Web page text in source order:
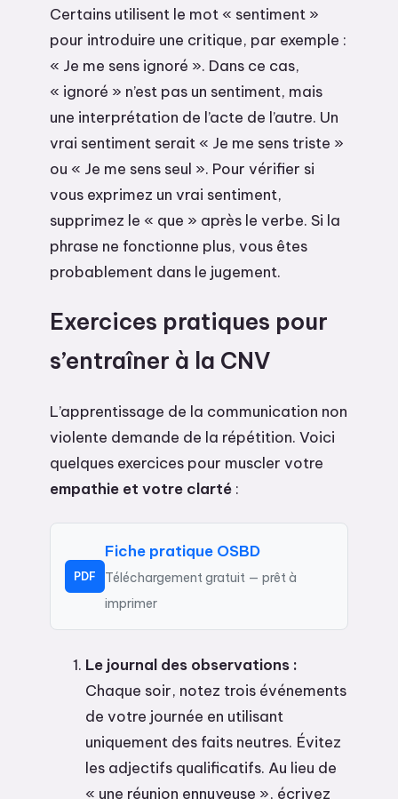
Certains utilisent le mot « sentiment »
pour introduire une critique, par exemple :
« Je me sens ignoré ». Dans ce cas,
« ignoré » n’est pas un sentiment, mais
une interprétation de l’acte de l’autre. Un
vrai sentiment serait « Je me sens triste »
ou « Je me sens seul ». Pour vérifier si
vous exprimez un vrai sentiment,
supprimez le « que » après le verbe. Si la
phrase ne fonctionne plus, vous êtes
probablement dans le jugement.
Exercices pratiques pour
s’entraîner à la CNV
L’apprentissage de la communication non
violente demande de la répétition. Voici
quelques exercices pour muscler votre
empathie et votre clarté :
PDF
Fiche pratique OSBD
Téléchargement gratuit — prêt à
imprimer
Le journal des observations :
Chaque soir, notez trois événements
de votre journée en utilisant
uniquement des faits neutres. Évitez
les adjectifs qualificatifs. Au lieu de
« une réunion ennuyeuse », écrivez